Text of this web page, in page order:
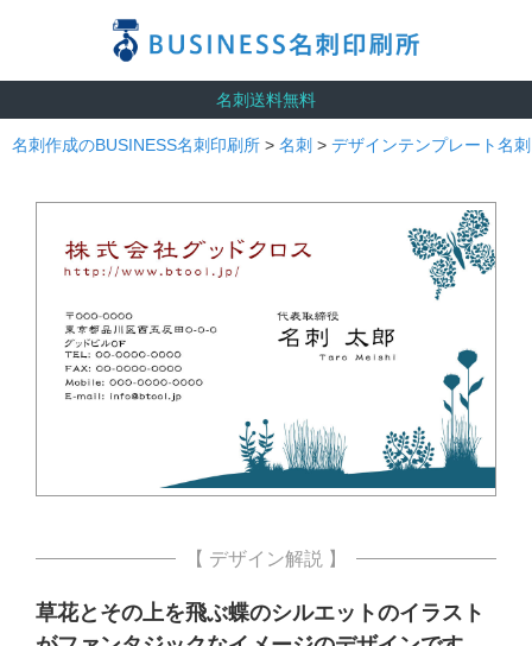
名刺送料無料
名刺作成のBUSINESS名刺印刷所 > 名刺 > デザインテンプレート名刺
【 デザイン解説 】
草花とその上を飛ぶ蝶のシルエットのイラスト